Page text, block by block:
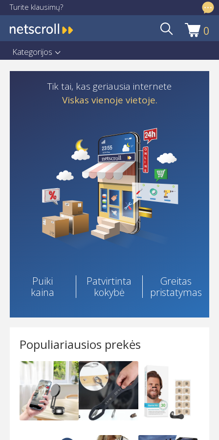
Turite klausimų?
info@netscroll.lt
Pereiti
prie
meniu
Pereiti
prie
turinio
0
Kategorijos
Pradžia
Asmens duomenų apsaugos deklaracija
Dažniausiai užduodami klausimai
My account
Prekių grąžinimas
Privatumo apsauga ir slapukai
Sample Page
Tik tai, kas geriausia internete
Viskas vienoje vietoje.
Puiki
kaina
Patvirtinta
kokybė
Greitas
pristatymas
Populiariausios prekės